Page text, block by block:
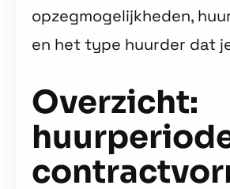
opzegmogelijkheden,
en het type huurder dat
Overzicht: